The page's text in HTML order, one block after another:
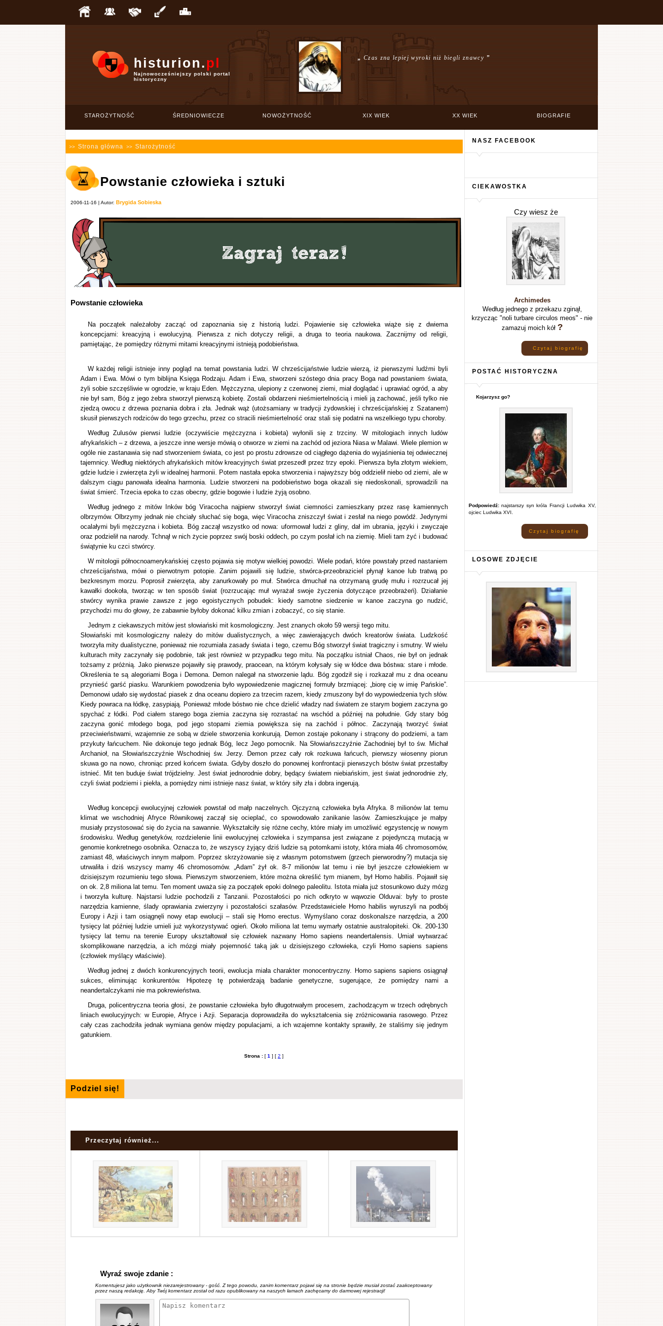
histurion.pl
Najnowocześniejszy polski portal
historyczny
„Czas zna lepiej wyroki niż biegli znawcy”
STAROŻYTNOŚĆ ŚREDNIOWIECZE NOWOŻYTNOŚĆ XIX WIEK XX WIEK BIOGRAFIE
>> Strona główna >> Starożytność
Powstanie człowieka i sztuki
2006-11-16 | Autor: Brygida Sobieska
Powstanie człowieka
Na początek należałoby zacząć od zapoznania się z historią ludzi. Pojawienie się człowieka wiąże się z dwiema
koncepcjami: kreacyjną i ewolucyjną. Pierwsza z nich dotyczy religii, a druga to teoria naukowa. Zacznijmy od religii,
pamiętając, że pomiędzy różnymi mitami kreacyjnymi istnieją podobieństwa.
W każdej religii istnieje inny pogląd na temat powstania ludzi. W chrześcijaństwie ludzie wierzą, iż pierwszymi ludźmi byli
Adam i Ewa. Mówi o tym biblijna Księga Rodzaju. Adam i Ewa, stworzeni szóstego dnia pracy Boga nad powstaniem świata,
żyli sobie szczęśliwie w ogrodzie, w kraju Eden. Mężczyzna, ulepiony z czerwonej ziemi, miał doglądać i uprawiać ogród, a aby
nie był sam, Bóg z jego żebra stworzył pierwszą kobietę. Zostali obdarzeni nieśmiertelnością i mieli ją zachować, jeśli tylko nie
zjedzą owocu z drzewa poznania dobra i zła. Jednak wąż (utożsamiany w tradycji żydowskiej i chrześcijańskiej z Szatanem)
skusił pierwszych rodziców do tego grzechu, przez co stracili nieśmiertelność oraz stali się podatni na wszelkiego typu choroby.
Według Zulusów pierwsi ludzie (oczywiście mężczyzna i kobieta) wyłonili się z trzciny. W mitologiach innych ludów
afrykańskich – z drzewa, a jeszcze inne wersje mówią o otworze w ziemi na zachód od jeziora Niasa w Malawi. Wiele plemion w
ogóle nie zastanawia się nad stworzeniem świata, co jest po prostu zdrowsze od ciągłego dążenia do wyjaśnienia tej odwiecznej
tajemnicy. Według niektórych afrykańskich mitów kreacyjnych świat przeszedł przez trzy epoki. Pierwsza była złotym wiekiem,
gdzie ludzie i zwierzęta żyli w idealnej harmonii. Potem nastała epoka stworzenia i najwyższy bóg oddzielił niebo od ziemi, ale w
dalszym ciągu panowała idealna harmonia. Ludzie stworzeni na podobieństwo boga okazali się niedoskonali, sprowadzili na
świat śmierć. Trzecia epoka to czas obecny, gdzie bogowie i ludzie żyją osobno.
Według jednego z mitów Inków bóg Viracocha najpierw stworzył świat ciemności zamieszkany przez rasę kamiennych
olbrzymów. Olbrzymy jednak nie chciały słuchać się boga, więc Viracocha zniszczył świat i zesłał na niego powódź. Jedynymi
ocalałymi byli mężczyzna i kobieta. Bóg zaczął wszystko od nowa: uformował ludzi z gliny, dał im ubrania, języki i zwyczaje
oraz podzielił na narody. Tchnął w nich życie poprzez swój boski oddech, po czym posłał ich na ziemię. Mieli tam żyć i budować
świątynie ku czci stwórcy.
W mitologii północnoamerykańskiej często pojawia się motyw wielkiej powodzi. Wiele podań, które powstały przed nastaniem
chrześcijaństwa, mówi o pierwotnym potopie. Zanim pojawili się ludzie, stwórca-przeobraziciel płynął kanoe lub tratwą po
bezkresnym morzu. Poprosił zwierzęta, aby zanurkowały po muł. Stwórca dmuchał na otrzymaną grudę mułu i rozrzucał jej
kawałki dookoła, tworząc w ten sposób świat (rozrzucając muł wyrażał swoje życzenia dotyczące przeobrażeń). Działanie
stwórcy wynika prawie zawsze z jego egoistycznych pobudek: kiedy samotne siedzenie w kanoe zaczyna go nudzić,
przychodzi mu do głowy, że zabawnie byłoby dokonać kilku zmian i zobaczyć, co się stanie.
Jednym z ciekawszych mitów jest słowiański mit kosmologiczny. Jest znanych około 59 wersji tego mitu.
Słowiański mit kosmologiczny należy do mitów dualistycznych, a więc zawierających dwóch kreatorów świata. Ludzkość
tworzyła mity dualistyczne, ponieważ nie rozumiała zasady świata i tego, czemu Bóg stworzył świat tragiczny i smutny. W wielu
kulturach mity zaczynały się podobnie, tak jest również w przypadku tego mitu. Na początku istniał Chaos, nie był on jednak
tożsamy z próżnią. Jako pierwsze pojawiły się prawody, praocean, na którym kołysały się w łódce dwa bóstwa: stare i młode.
Określenia te są alegoriami Boga i Demona. Demon nalegał na stworzenie lądu. Bóg zgodził się i rozkazał mu z dna oceanu
przynieść garść piasku. Warunkiem powodzenia było wypowiedzenie magicznej formuły brzmiącej: „biorę cię w imię Pańskie”.
Demonowi udało się wydostać piasek z dna oceanu dopiero za trzecim razem, kiedy zmuszony był do wypowiedzenia tych słów.
Kiedy powraca na łódkę, zasypiają. Ponieważ młode bóstwo nie chce dzielić władzy nad światem ze starym bogiem zaczyna go
spychać z łódki. Pod ciałem starego boga ziemia zaczyna się rozrastać na wschód a później na południe. Gdy stary bóg
zaczyna gonić młodego boga, pod jego stopami ziemia powiększa się na zachód i północ. Zaczynają tworzyć świat
przeciwieństwami, wzajemnie ze sobą w dziele stworzenia konkurują. Demon zostaje pokonany i strącony do podziemi, a tam
przykuty łańcuchem. Nie dokonuje tego jednak Bóg, lecz Jego pomocnik. Na Słowiańszczyźnie Zachodniej był to św. Michał
Archanioł, na Słowiańszczyźnie Wschodniej św. Jerzy. Demon przez cały rok rozkuwa łańcuch, pierwszy wiosenny piorun
skuwa go na nowo, chroniąc przed końcem świata. Gdyby doszło do ponownej konfrontacji pierwszych bóstw świat przestałby
istnieć. Mit ten buduje świat trójdzielny. Jest świat jednorodnie dobry, będący światem niebiańskim, jest świat jednorodnie zły,
czyli świat podziemi i piekła, a pomiędzy nimi istnieje nasz świat, w który siły zła i dobra ingerują.
Według koncepcji ewolucyjnej człowiek powstał od małp naczelnych. Ojczyzną człowieka była Afryka. 8 milionów lat temu
klimat we wschodniej Afryce Równikowej zaczął się ocieplać, co spowodowało zanikanie lasów. Zamieszkujące je małpy
musiały przystosować się do życia na sawannie. Wykształciły się różne cechy, które miały im umożliwić egzystencję w nowym
środowisku. Według genetyków, rozdzielenie linii ewolucyjnej człowieka i szympansa jest związane z pojedynczą mutacją w
genomie konkretnego osobnika. Oznacza to, że wszyscy żyjący dziś ludzie są potomkami istoty, która miała 46 chromosomów,
zamiast 48, właściwych innym małpom. Poprzez skrzyżowanie się z własnym potomstwem (grzech pierworodny?) mutacja się
utrwaliła i dziś wszyscy mamy 46 chromosomów. „Adam” żył ok. 8-7 milionów lat temu i nie był jeszcze człowiekiem w
dzisiejszym rozumieniu tego słowa. Pierwszym stworzeniem, które można określić tym mianem, był Homo habilis. Pojawił się
on ok. 2,8 miliona lat temu. Ten moment uważa się za początek epoki dolnego paleolitu. Istota miała już stosunkowo duży mózg
i tworzyła kulturę. Najstarsi ludzie pochodzili z Tanzanii. Pozostałości po nich odkryto w wąwozie Olduvai: były to proste
narzędzia kamienne, ślady oprawiania zwierzyny i pozostałości szałasów. Przedstawiciele Homo habilis wyruszyli na podbój
Europy i Azji i tam osiągnęli nowy etap ewolucji – stali się Homo erectus. Wymyślano coraz doskonalsze narzędzia, a 200
tysięcy lat później ludzie umieli już wykorzystywać ogień. Około miliona lat temu wymarły ostatnie australopiteki. Ok. 200-130
tysięcy lat temu na terenie Europy ukształtował się człowiek nazwany Homo sapiens neandertalensis. Umiał wytwarzać
skomplikowane narzędzia, a ich mózgi miały pojemność taką jak u dzisiejszego człowieka, czyli Homo sapiens sapiens
(człowiek myślący właściwie).
Według jednej z dwóch konkurencyjnych teorii, ewolucja miała charakter monocentryczny. Homo sapiens sapiens osiągnął
sukces, eliminując konkurentów. Hipotezę tę potwierdzają badanie genetyczne, sugerujące, że pomiędzy nami a
neandertalczykami nie ma pokrewieństwa.
Druga, policentryczna teoria głosi, że powstanie człowieka było długotrwałym procesem, zachodzącym w trzech odrębnych
liniach ewolucyjnych: w Europie, Afryce i Azji. Separacja doprowadziła do wykształcenia się zróżnicowania rasowego. Przez
cały czas zachodziła jednak wymiana genów między populacjami, a ich wzajemne kontakty sprawiły, że staliśmy się jednym
gatunkiem.
Strona : [ 1 ] [ 2 ]
Podziel się!
Przeczytaj również...
Wyraź swoje zdanie :
Komentujesz jako użytkownik niezarejestrowany - gość. Z tego powodu, zanim komentarz pojawi się na stronie będzie musiał zostać zaakceptowany
przez naszą redakcję. Aby Twój komentarz został od razu opublikowany na naszych łamach zachęcamy do darmowej rejestracji!
NASZ FACEBOOK
CIEKAWOSTKA
Czy wiesz że
Archimedes
Według jednego z przekazu zginął,
krzycząc "noli turbare circulos meos" - nie
zamazuj moich kół ?
Czytaj biografię
POSTAĆ HISTORYCZNA
Kojarzysz go?
Podpowiedź:najstarszy syn króla Francji Ludwika XV,
ojciec Ludwika XVI.
Czytaj biografię
LOSOWE ZDJĘCIE